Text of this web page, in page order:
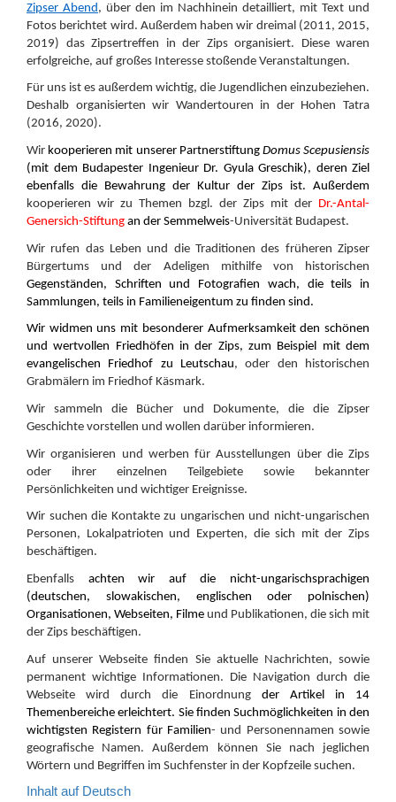
Zipser Abend , über den im Nachhinein detailliert, mit Text und
Fotos berichtet wird. Außerdem haben wir dreimal (2011, 2015,
2019) das Zipsertreffen in der Zips organisiert. Diese waren
erfolgreiche, auf großes Interesse stoßende Veranstaltungen.
Für uns ist es außerdem wichtig, die Jugendlichen einzubeziehen.
Deshalb organisierten wir Wandertouren in der Hohen Tatra
(2016, 2020).
Wir kooperieren mit unserer PartnerstiftungDomus Scepusiensis
(mit dem Budapester Ingenieur Dr. Gyula Greschik), deren Ziel
ebenfalls die Bewahrung der Kultur der Zips ist. Außerdem
kooperieren wir zu Themen bzgl. der Zips mit der Dr.-Antal-
Genersich-Stiftung an der Semmelweis-Universität Budapest.
Wir rufen das Leben und die Traditionen des früheren Zipser
Bürgertums und der Adeligen mithilfe von historischen
Gegenständen, Schriften und Fotografien wach, die teils in
Sammlungen, teils in Familieneigentum zu finden sind.
Wir widmen uns mit besonderer Aufmerksamkeit den schönen
und wertvollen Friedhöfen in der Zips, zum Beispiel mit dem
evangelischen Friedhof zu Leutschau, oder den historischen
Grabmälern im Friedhof Käsmark.
Wir sammeln die Bücher und Dokumente, die die Zipser
Geschichte vorstellen und wollen darüber informieren.
Wir organisieren und werben für Ausstellungen über die Zips
oder ihrer einzelnen Teilgebiete sowie bekannter
Persönlichkeiten und wichtiger Ereignisse.
Wir suchen die Kontakte zu ungarischen und nicht-ungarischen
Personen, Lokalpatrioten und Experten, die sich mit der Zips
beschäftigen.
Ebenfalls achten wir auf die nicht-ungarischsprachigen
(deutschen, slowakischen, englischen oder polnischen)
Organisationen, Webseiten, Filme und Publikationen, die sich mit
der Zips beschäftigen.
Auf unserer Webseite finden Sie aktuelle Nachrichten, sowie
permanent wichtige Informationen. Die Navigation durch die
Webseite wird durch die Einordnung der Artikel in 14
Themenbereiche erleichtert. Sie finden Suchmöglichkeiten in den
wichtigsten Registern für Familien- und Personennamen sowie
geografische Namen. Außerdem können Sie nach jeglichen
Wörtern und Begriffen im Suchfenster in der Kopfzeile suchen.
Inhalt auf Deutsch